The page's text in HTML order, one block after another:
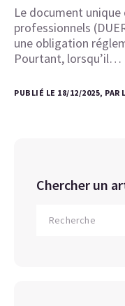
Le document unique
professionnels
une obligation
Pourtant, lorsqu’il…
PUBLIÉ LE 18/12/2025, PAR
Chercher un